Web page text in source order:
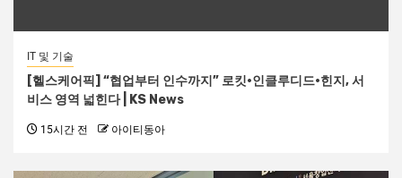
IT 및 기술
[헬스케어픽] “협업부터 인수까지” 로킷·인클루디드·힌지, 서
비스 영역 넓힌다 | KS News
15시간 전 아이티동아